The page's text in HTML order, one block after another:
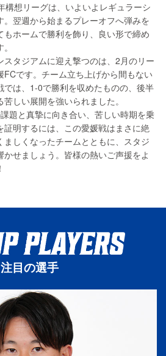
構想リーグは、いよいよレギュラーシ
翌週から始まるプレーオフへ弾みを
ホームで勝利を飾り、良い形で締め
タジアムに迎え撃つのは、2月のリー
FCです。チーム立ち上げから間もない
では、1-0で勝利を収めたものの、後半
しい展開を強いられました。
題と真摯に向き合い、苦しい時期を乗
証明するには、この愛媛戦はまさに絶
しくなったチームとともに、スタジ
せましょう。皆様の熱いご声援をよ
注目の選手